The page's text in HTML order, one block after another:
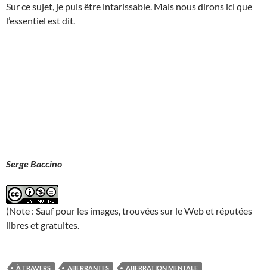
Sur ce sujet, je puis être intarissable. Mais nous dirons ici que
l’essentiel est dit.
Serge Baccino
(Note : Sauf pour les images, trouvées sur le Web et réputées
libres et gratuites.
À TRAVERS ABERRANTES
ABERRATION MENTALE